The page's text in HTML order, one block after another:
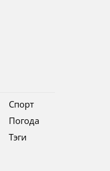
Спорт
Погода
Тэги